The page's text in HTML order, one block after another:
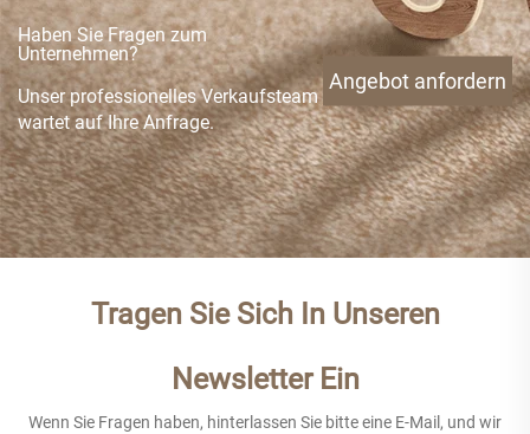
Haben Sie Fragen zum
Unternehmen?
Unser professionelles Verkaufsteam
wartet auf Ihre Anfrage.
Angebot anfordern
Tragen Sie Sich In Unseren
Newsletter Ein
Wenn Sie Fragen haben, hinterlassen Sie bitte eine E-Mail, und wir